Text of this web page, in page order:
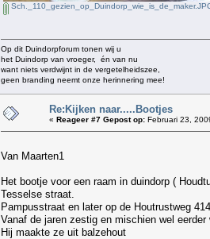
Op dit Duindorpforum tonen wij u
het Duindorp van vroeger, én van nu
want niets verdwijnt in de vergetelheidszee,
geen branding neemt onze herinnering mee!
Re:Kijken naar.....Bootjes
« Reageer #7 Gepost op: Februari 23,
Van Maarten1
Het bootje voor een raam in duindorp (
Tesselse straat. Hij
Pampusstraat en later op de Houtrustweg 414
Vanaf de jaren zestig en mischien wel
Hij maakte ze uit balzehout